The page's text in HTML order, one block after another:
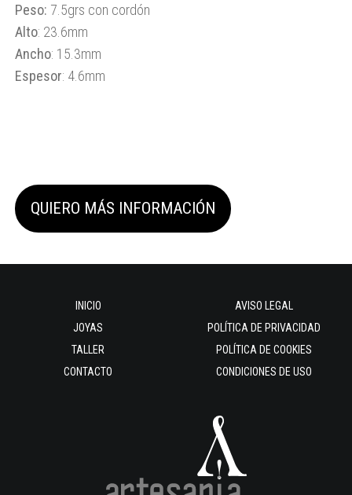
Peso: 7.5grs con cordón
Alto: 23.6mm
Ancho: 15.3mm
Espesor: 4.6mm
QUIERO MÁS INFORMACIÓN
INICIO
JOYAS
TALLER
CONTACTO
AVISO LEGAL
POLÍTICA DE PRIVACIDAD
POLÍTICA DE COOKIES
CONDICIONES DE USO